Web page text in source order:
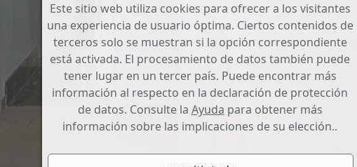
Este sitio web utiliza cookies para ofrecer a los visitantes
una experiencia de usuario óptima. Ciertos contenidos de
terceros solo se muestran si la opción correspondiente
está activada. El procesamiento de datos también puede
tener lugar en un tercer país. Puede encontrar más
información al respecto en la declaración de protección
de datos. Consulte la Ayuda para obtener más
información sobre las implicaciones de su elección..